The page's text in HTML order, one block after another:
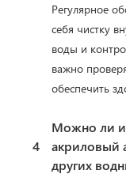
Регулярное
себя чистку
воды и
важно
обеспечить
4
Можно ли
акриловый
других